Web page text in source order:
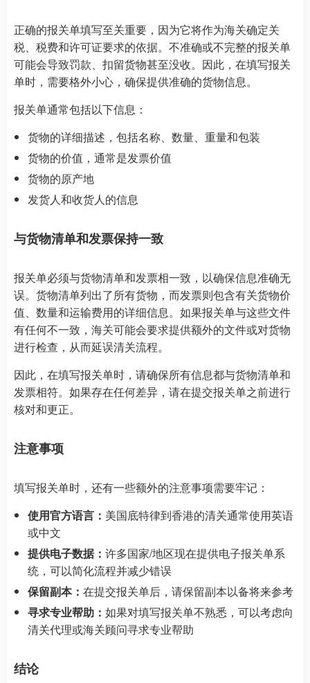
正确的报关单填写至关重要，因为它将作为海关确定关
税、税费和许可证要求的依据。不准确或不完整的报关单
可能会导致罚款、扣留货物甚至没收。因此，在填写报关
单时，需要格外小心，确保提供准确的货物信息。
报关单通常包括以下信息：
货物的详细描述，包括名称、数量、重量和包装
货物的价值，通常是发票价值
货物的原产地
发货人和收货人的信息
与货物清单和发票保持一致
报关单必须与货物清单和发票相一致，以确保信息准确无
误。货物清单列出了所有货物，而发票则包含有关货物价
值、数量和运输费用的详细信息。如果报关单与这些文件
有任何不一致，海关可能会要求提供额外的文件或对货物
进行检查，从而延误清关流程。
因此，在填写报关单时，请确保所有信息都与货物清单和
发票相符。如果存在任何差异，请在提交报关单之前进行
核对和更正。
注意事项
填写报关单时，还有一些额外的注意事项需要牢记：
使用官方语言： 美国底特律到香港的清关通常使用英语
或中文
提供电子数据： 许多国家/地区现在提供电子报关单系
统，可以简化流程并减少错误
保留副本： 在提交报关单后，请保留副本以备将来参考
寻求专业帮助： 如果对填写报关单不熟悉，可以考虑向
清关代理或海关顾问寻求专业帮助
结论